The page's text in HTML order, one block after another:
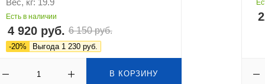
Вес, кг: 19.9
Есть в наличии
4 920 руб. 6 150 руб.
-20% Выгода 1 230 руб.
В КОРЗИНУ